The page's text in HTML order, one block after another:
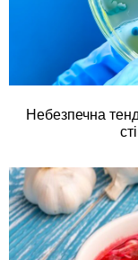
Небезпечна